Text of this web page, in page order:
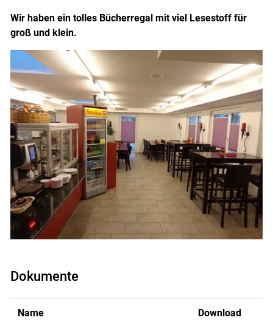
Wir haben ein tolles Bücherregal mit viel Lesestoff für
groß und klein.
Dokumente
Name Download